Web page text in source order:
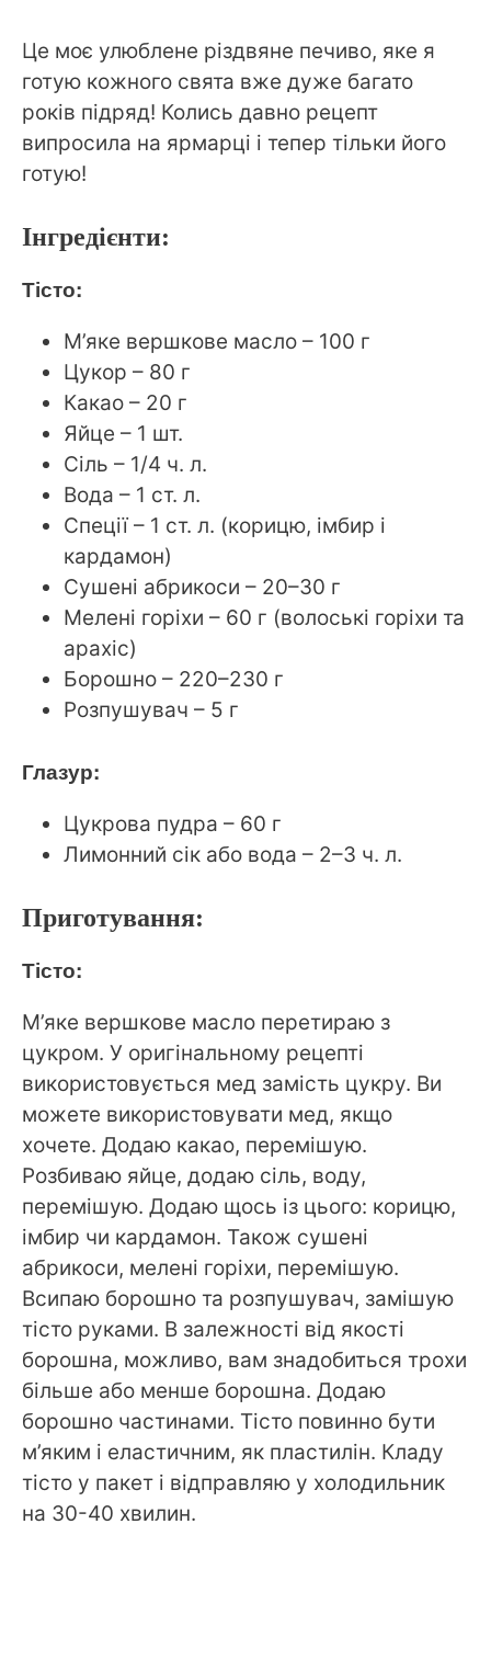
Це моє улюблене різдвяне печиво, яке я
готую кожного свята вже дуже багато
років підряд! Колись давно рецепт
випросила на ярмарці і тепер тільки його
готую!
Інгредієнти:
Тісто:
М’яке вершкове масло – 100 г
Цукор – 80 г
Какао – 20 г
Яйце – 1 шт.
Сіль – 1/4 ч. л.
Вода – 1 ст. л.
Спеції – 1 ст. л. (корицю, імбир і
кардамон)
Сушені абрикоси – 20–30 г
Мелені горіхи – 60 г (волоські горіхи та
арахіс)
Борошно – ​​220–230 г
Розпушувач – 5 г
Глазур:
Цукрова пудра – 60 г
Лимонний сік або вода – 2–3 ч. л.
Приготування:
Тісто:
М’яке вершкове масло перетираю з
цукром. У оригінальному рецепті
використовується мед замість цукру. Ви
можете використовувати мед, якщо
хочете. Додаю какао, перемішую.
Розбиваю яйце, додаю сіль, воду,
перемішую. Додаю щось із цього: корицю,
імбир чи кардамон. Також сушені
абрикоси, мелені горіхи, перемішую.
Всипаю борошно та розпушувач, замішую
тісто руками. В залежності від якості
борошна, можливо, вам знадобиться трохи
більше або менше борошна. Додаю
борошно частинами. Тісто повинно бути
м’яким і еластичним, як пластилін. Кладу
тісто у пакет і відправляю у холодильник
на 30-40 хвилин.